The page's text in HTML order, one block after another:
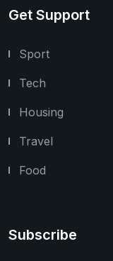
Get Support
Sport
Tech
Housing
Travel
Food
Subscribe